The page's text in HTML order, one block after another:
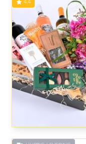
4.4